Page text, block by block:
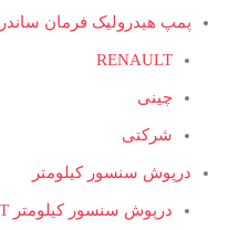
پمپ هیدرولیک فرمان
RENAULT
چینی
شرکتی
درپوش سنسور کیلومتر
درپوش سنسور کیلومتر RENAULT